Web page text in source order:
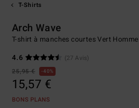
T-Shirts
Arch Wave
T-shirt à manches courtes Vert Homme
4.6
(27 Avis)
25,95 €
40%
15,57 €
BONS PLANS